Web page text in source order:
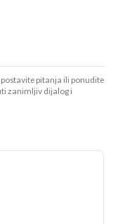
pitanja ili ponudite
zanimljiv dijalog i